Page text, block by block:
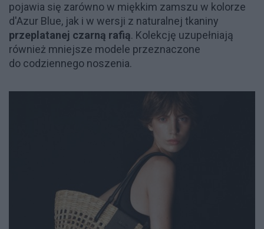
pojawia się zarówno w miękkim zamszu w kolorze
d'Azur Blue, jak i w wersji z naturalnej tkaniny
przeplatanej czarną rafią. Kolekcję uzupełniają
również mniejsze modele przeznaczone
do codziennego noszenia.